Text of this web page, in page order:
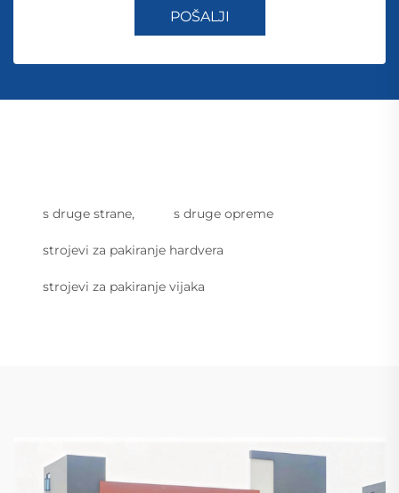
POŠALJI
s druge strane, s druge opreme
strojevi za pakiranje hardvera
strojevi za pakiranje vijaka